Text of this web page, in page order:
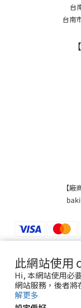
此網站使用
Hi, 本網站使用必
網站服務，後者將
解更多
台
台南
【廠
$TWD 繁體